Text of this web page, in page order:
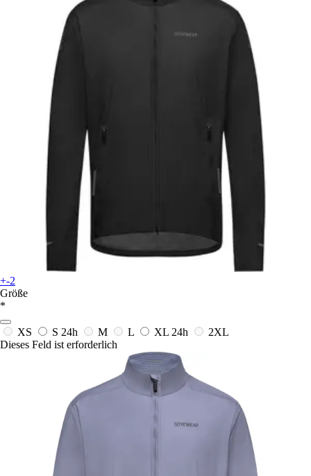
+-2
Größe
*
XS S 24h M L XL 24h
2XL
Dieses Feld ist erforderlich